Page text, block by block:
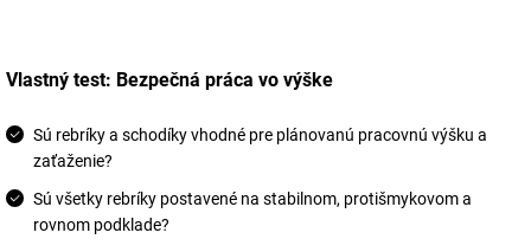
Vlastný test: Bezpečná práca vo výške
Sú rebríky a schodíky vhodné pre plánovanú pracovnú výšku a
zaťaženie?
Sú všetky rebríky postavené na stabilnom, protišmykovom a
rovnom podklade?